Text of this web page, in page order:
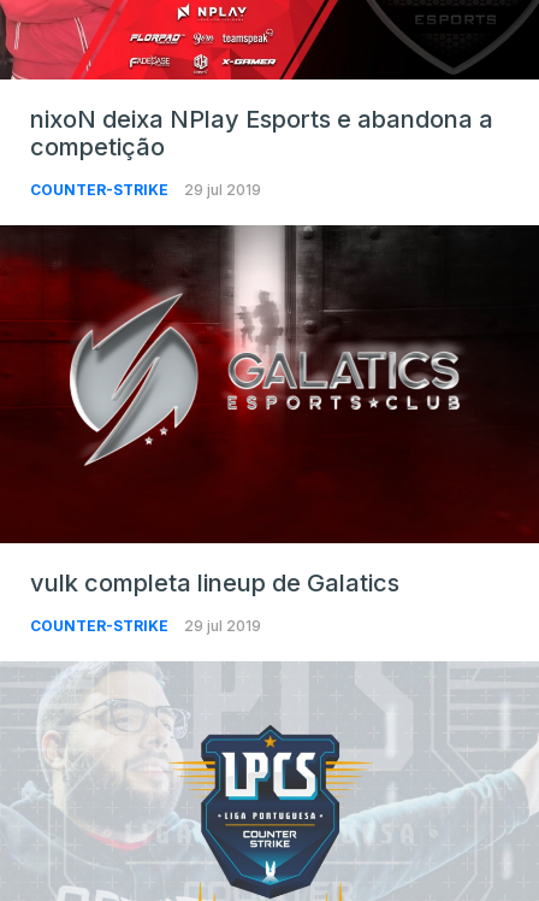
nixoN deixa NPlay Esports e abandona a
competição
COUNTER-STRIKE 29 jul 2019
vulk completa lineup de Galatics
COUNTER-STRIKE 29 jul 2019